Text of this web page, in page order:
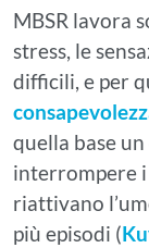
MBSR lavora
stress, le
difficili, e per
quella base
interrompere
riattivano
più episodi (